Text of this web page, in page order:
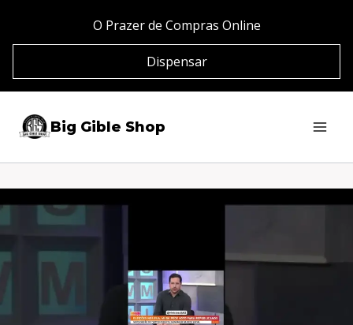
Conteúdo
O Prazer de Compras Online
Dispensar
Big Gible Shop